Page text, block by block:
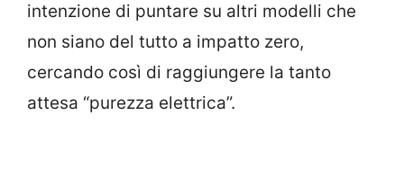
intenzione di puntare su altri modelli che
non siano del tutto a impatto zero,
cercando così di raggiungere la tanto
attesa “purezza elettrica”.